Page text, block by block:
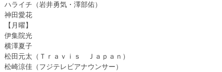
ハライチ（岩井勇気・澤部佑）
神田愛花
【月曜】
伊集院光
横澤夏子
松田元太（Ｔｒａｖｉｓ Ｊａｐａｎ）
松崎涼佳（フジテレビアナウンサー）